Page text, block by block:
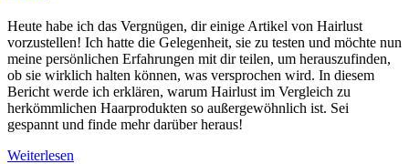
Heute habe ich das Vergnügen, dir einige Artikel von Hairlust
vorzustellen! Ich hatte die Gelegenheit, sie zu testen und möchte nun
meine persönlichen Erfahrungen mit dir teilen, um herauszufinden,
ob sie wirklich halten können, was versprochen wird. In diesem
Bericht werde ich erklären, warum Hairlust im Vergleich zu
herkömmlichen Haarprodukten so außergewöhnlich ist. Sei
gespannt und finde mehr darüber heraus!
Weiterlesen